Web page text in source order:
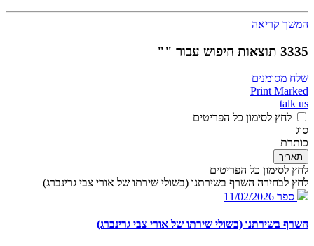
המשך קריאה
3335 תוצאות חיפוש עבור ""
שלח מסומנים
Print Marked
talk us
לחץ לסימון כל הפריטים
סוג
כותרת
תאריך
לחץ לסימון כל הפריטים
לחץ לבחירה השרף בשירתנו (בשולי שירתו של אורי צבי גרינברג)
ספר 11/02/2026
השרף בשירתנו (בשולי שירתו של אורי צבי גרינברג)